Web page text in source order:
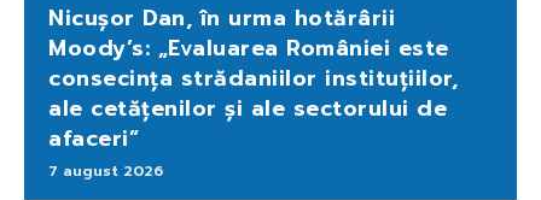
Nicușor Dan, în urma hotărârii
Moody’s: „Evaluarea României este
consecința strădaniilor instituțiilor,
ale cetățenilor și ale sectorului de
afaceri”
7 august 2026